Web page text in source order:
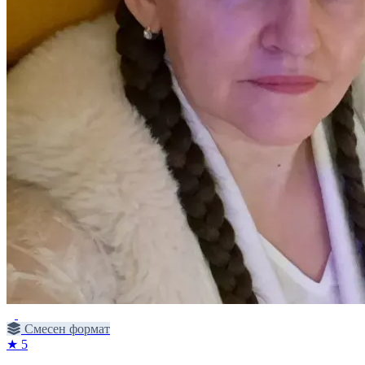
Смесен формат
★ 5